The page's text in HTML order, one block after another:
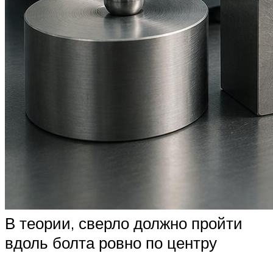
В теории, сверло должно пройти
вдоль болта ровно по центру